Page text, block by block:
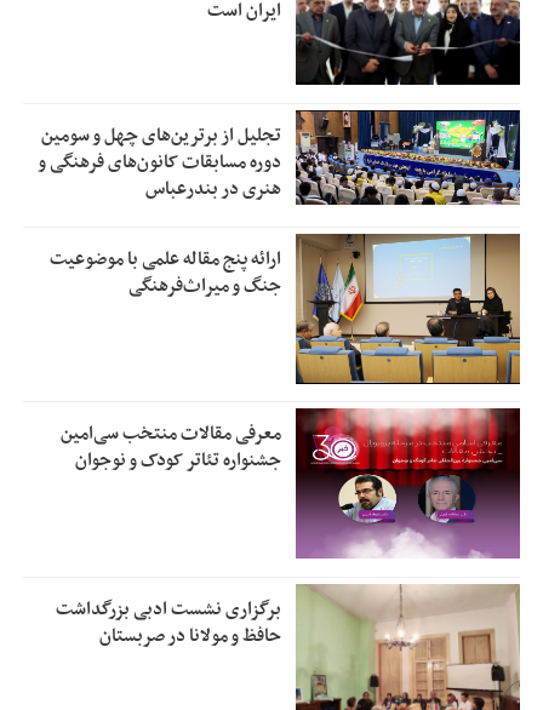
ایران است
تجلیل از بر‌ترین‌های چهل و سومین
دوره مسابقات کانون‌های فرهنگی و
هنری در بندرعباس
ارائه پنج مقاله علمی با موضوعیت
جنگ و میراث‌فرهنگی
معرفی مقالات منتخب سی‌امین
جشنواره تئاتر کودک و نوجوان
برگزاری نشست ادبی بزرگداشت
حافظ و مولانا در صربستان